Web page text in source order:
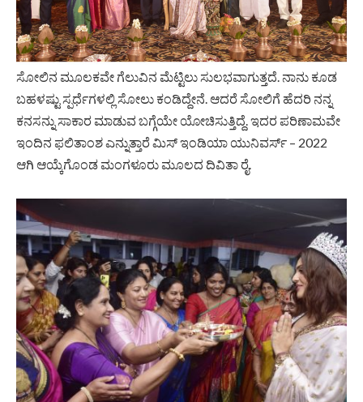
ಸೋಲಿನ ಮೂಲಕವೇ ಗೆಲುವಿನ ಮೆಟ್ಟಿಲು ಸುಲಭವಾಗುತ್ತದೆ. ನಾನು ಕೂಡ
ಬಹಳಷ್ಟು ಸ್ಪರ್ಧೆಗಳಲ್ಲಿ ಸೋಲು ಕಂಡಿದ್ದೇನೆ. ಆದರೆ ಸೋಲಿಗೆ ಹೆದರಿ ನನ್ನ
ಕನಸನ್ನು ಸಾಕಾರ ಮಾಡುವ ಬಗ್ಗೆಯೇ ಯೋಚಿಸುತ್ತಿದ್ದೆ. ಇದರ ಪರಿಣಾಮವೇ
ಇಂದಿನ ಫಲಿತಾಂಶ ಎನ್ನುತ್ತಾರೆ ಮಿಸ್ ಇಂಡಿಯಾ ಯುನಿವರ್ಸ್ – 2022
ಆಗಿ ಆಯ್ಕೆಗೊಂಡ ಮಂಗಳೂರು ಮೂಲದ ದಿವಿತಾ ರೈ.